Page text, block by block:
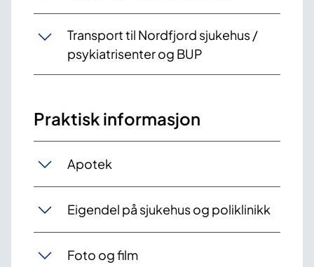
Transport til Nordfjord sjukehus /
psykiatrisenter og BUP
Praktisk informasjon
Apotek
Eigendel på sjukehus og poliklinikk
Foto og film